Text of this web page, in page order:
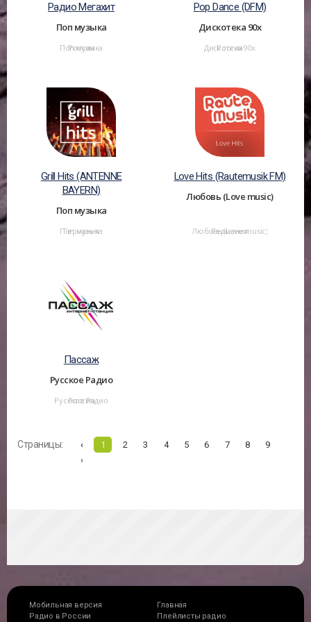
Радио Мегахит
Поп музыка
Поп музыка
Россия
Pop Dance (DFM)
Дискотека 90х
Дискотека 90х
Россия
Grill Hits (ANTENNE
BAYERN)
Поп музыка
Поп музыка
Германия
Love Hits (Rautemusik FM)
Любовь (Love music)
Любовь (Love music)
Германия
Пассаж
Русское Радио
Русское Радио
Россия
Страницы: ‹ 1 2 3 4 5 6 7 8
9
›
Мобильная версия
Главная
Радио в России
Плейлисты радио